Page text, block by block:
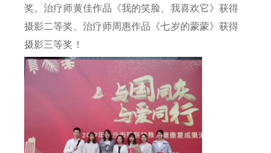
奖。治疗师黄佳作品《我的笑脸、我喜欢它》获得
摄影二等奖、治疗师周惠作品《七岁的蒙蒙》获得
摄影三等奖！